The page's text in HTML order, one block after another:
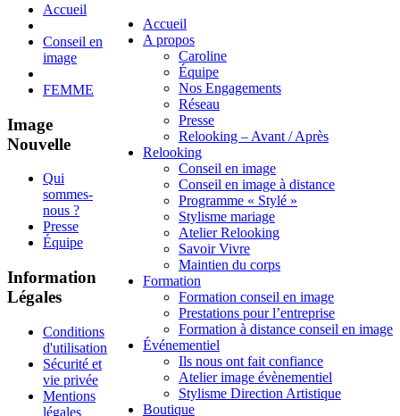
Accueil
A propos
Caroline
Équipe
Nos Engagements
Réseau
Presse
Relooking – Avant / Après
Relooking
Conseil en image
Conseil en image à distance
Programme « Stylé »
Stylisme mariage
Atelier Relooking
Savoir Vivre
Maintien du corps
Formation
Formation conseil en image
Prestations pour l’entreprise
Formation à distance conseil en image
Événementiel
Ils nous ont fait confiance
Atelier image évènementiel
Stylisme Direction Artistique
Boutique
Accueil
Conseil en
image
FEMME
Image
Nouvelle
Qui
sommes-
nous ?
Presse
Équipe
Information
Légales
Conditions
d'utilisation
Sécurité et
vie privée
Mentions
légales